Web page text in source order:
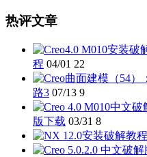
热评文章
程 04/01 22
路3 07/13 9
版下载 03/31 8